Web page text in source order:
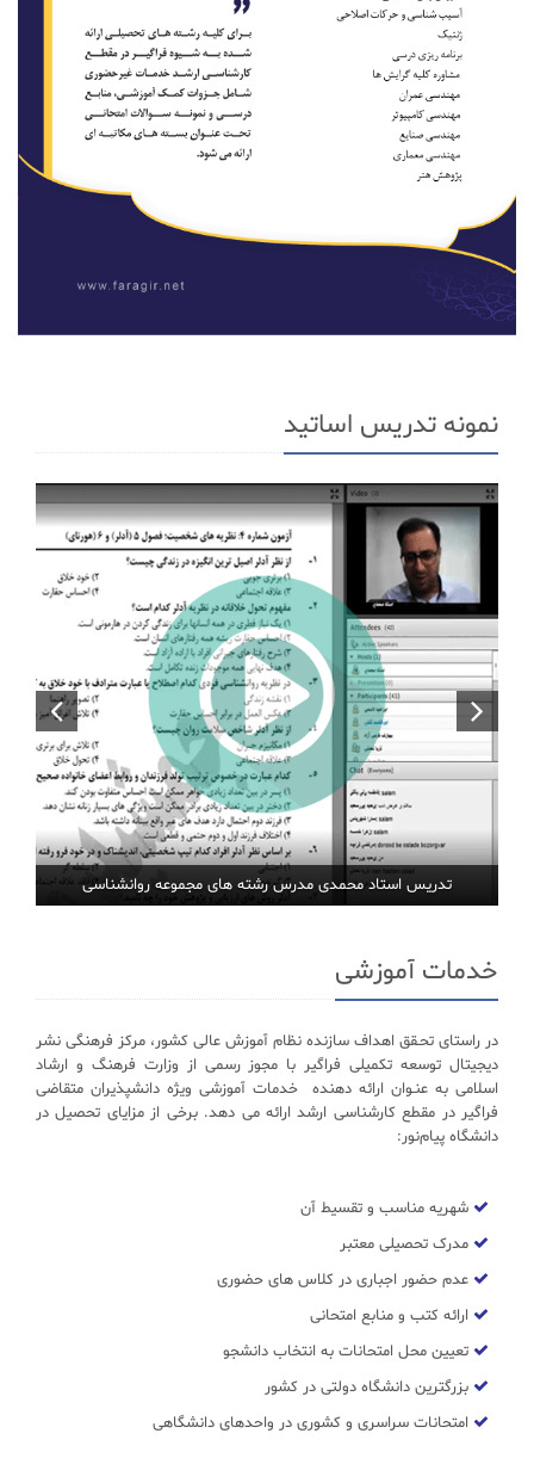
نمونه تدریس اساتید
تدریس استاد محمدی مدرس رشته های مجموعه روانشناسی
خدمات آموزشی
در راستای تحـقق اهداف سازنده نظام آموزش عالی کشور، مرکز فرهنگی نشر
دیجیتال توسعه تکمیلی فراگیر با مجوز رسمی از وزارت فرهنگ و ارشاد
اسلامی به عنـوان ارائه دهنده خدمات آموزشی ویژه دانشپذیران متقاضی
فراگیر در مقطع کارشناسی ارشد ارائه می دهد. برخی از مزایای تحصیل در
دانشگاه پیام‌نور:
شهریه مناسب و تقسیط آن
مدرک تحصیلی معتبر
عدم حضور اجباری در کلاس های حضوری
ارائه کتب و منابع امتحانی
تعیین محل امتحانات به انتخاب دانشجو
بزرگترین دانشگاه دولتی در کشور
امتحانات سراسری و کشوری در واحدهای دانشگاهی